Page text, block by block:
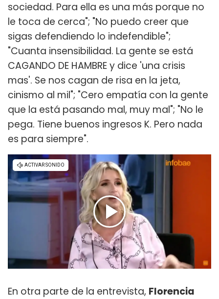
sociedad. Para ella es una más porque no
le toca de cerca"; "No puedo creer que
sigas defendiendo lo indefendible";
"Cuanta insensibilidad. La gente se está
CAGANDO DE HAMBRE y dice 'una crisis
mas'. Se nos cagan de risa en la jeta,
cinismo al mil"; "Cero empatía con la gente
que la está pasando mal, muy mal"; "No le
pega. Tiene buenos ingresos K. Pero nada
es para siempre".
En otra parte de la entrevista, Florencia